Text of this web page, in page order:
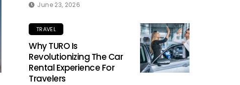
June 23, 2026
TRAVEL
Why TURO Is
Revolutionizing The Car
Rental Experience For
Travelers